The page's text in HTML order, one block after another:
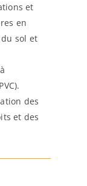
et
en
sol et
des
et des